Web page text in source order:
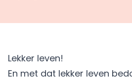
Lekker leven!
En met dat lekker leven